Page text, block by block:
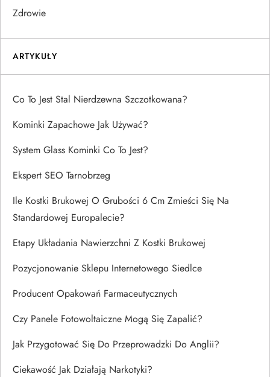
Zdrowie
ARTYKUŁY
Co To Jest Stal Nierdzewna Szczotkowana?
Kominki Zapachowe Jak Używać?
System Glass Kominki Co To Jest?
Ekspert SEO Tarnobrzeg
Ile Kostki Brukowej O Grubości 6 Cm Zmieści Się Na
Standardowej Europalecie?
Etapy Układania Nawierzchni Z Kostki Brukowej
Pozycjonowanie Sklepu Internetowego Siedlce
Producent Opakowań Farmaceutycznych
Czy Panele Fotowoltaiczne Mogą Się Zapalić?
Jak Przygotować Się Do Przeprowadzki Do Anglii?
Ciekawość Jak Działają Narkotyki?